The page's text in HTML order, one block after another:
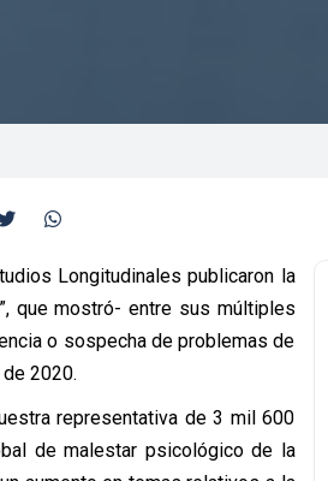
Longitudinales publicaron la
que mostró- entre sus múltiples
o sospecha de problemas de
2020.
representativa de 3 mil 600
de malestar psicológico de la